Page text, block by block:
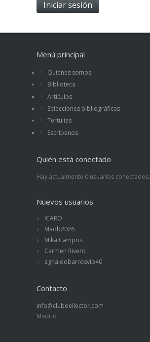
Menú principal
Quiénes somos
Biblioteca
Artículos
Selecciones bibliográficas
Tertulias
Escríbenos
Quién está conectado
Hay actualmente 0 usuarios conectados.
Nuevos usuarios
ICARO
Madb2026
Mika Campos
Carmen Rivero
egnaldobarrosvip40
Contacto
info@clubdellector.com
Madrid